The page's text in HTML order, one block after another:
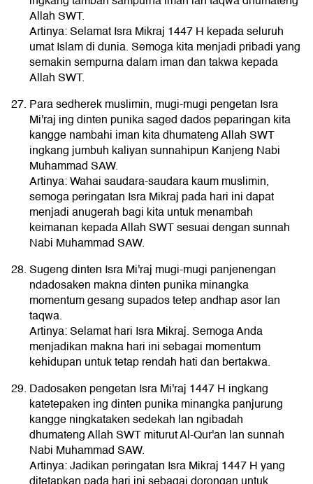
Allah SWT.
Artinya: Selamat Isra Mikraj 1447 H kepada seluruh
umat Islam di dunia. Semoga kita menjadi pribadi yang
semakin sempurna dalam iman dan takwa kepada
Allah SWT.
Para sedherek muslimin, mugi-mugi pengetan Isra
Mi'raj ing dinten punika saged dados peparingan kita
kangge nambahi iman kita dhumateng Allah SWT
ingkang jumbuh kaliyan sunnahipun Kanjeng Nabi
Muhammad SAW.
Artinya: Wahai saudara-saudara kaum muslimin,
semoga peringatan Isra Mikraj pada hari ini dapat
menjadi anugerah bagi kita untuk menambah
keimanan kepada Allah SWT sesuai dengan sunnah
Nabi Muhammad SAW.
Sugeng dinten Isra Mi'raj mugi-mugi panjenengan
ndadosaken makna dinten punika minangka
momentum gesang supados tetep andhap asor lan
taqwa.
Artinya: Selamat hari Isra Mikraj. Semoga Anda
menjadikan makna hari ini sebagai momentum
kehidupan untuk tetap rendah hati dan bertakwa.
Dadosaken pengetan Isra Mi'raj 1447 H ingkang
katetepaken ing dinten punika minangka panjurung
kangge ningkataken sedekah lan ngibadah
dhumateng Allah SWT miturut Al-Qur'an lan sunnah
Nabi Muhammad SAW.
Artinya: Jadikan peringatan Isra Mikraj 1447 H yang